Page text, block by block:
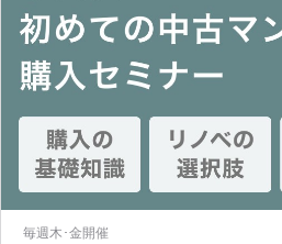
毎週木･金開催